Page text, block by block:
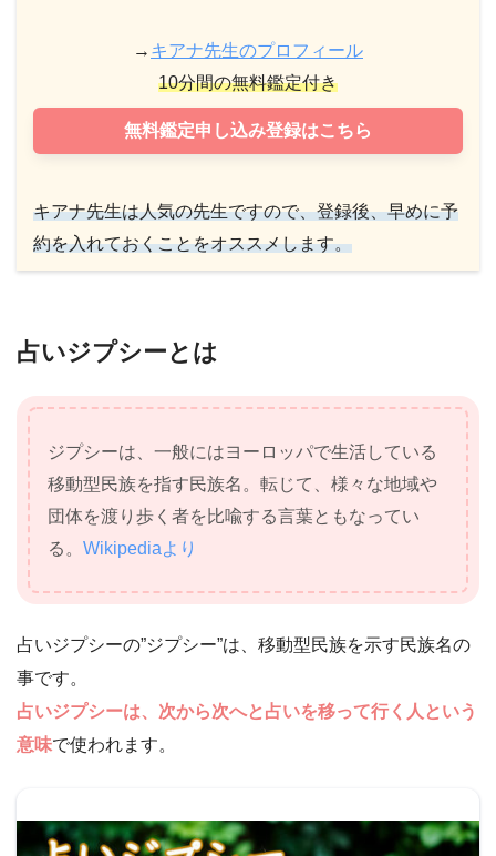
→ キアナ先生のプロフィール
10分間の無料鑑定付き
無料鑑定申し込み登録はこちら
キアナ先生は人気の先生ですので、登録後、早めに予
約を入れておくことをオススメします。
占いジプシーとは
ジプシーは、一般にはヨーロッパで生活している
移動型民族を指す民族名。転じて、様々な地域や
団体を渡り歩く者を比喩する言葉ともなってい
る。 Wikipediaより
占いジプシーの”ジプシー”は、移動型民族を示す民族名の
事です。
占いジプシーは、次から次へと占いを移って行く人という
意味で使われます。